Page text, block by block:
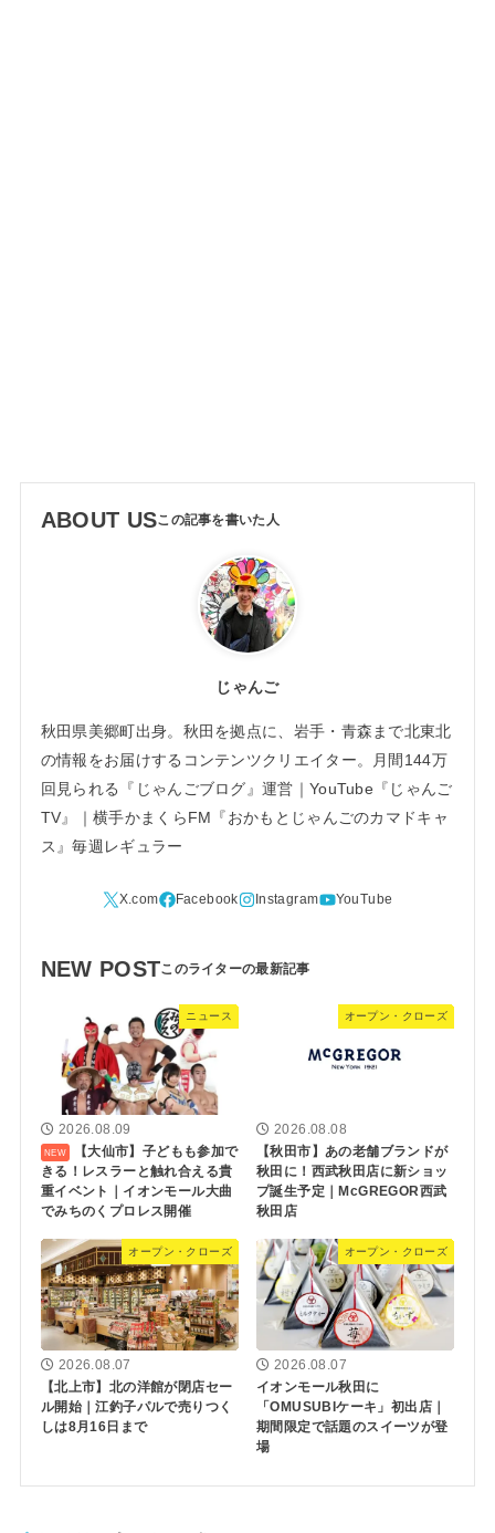
ABOUT US
じゃんご
秋田県美郷町出身。秋田を拠点に、岩手・青森まで北東北
の情報をお届けするコンテンツクリエイター。月間144万
回見られる『じゃんごブログ』運営｜YouTube『じゃんご
TV』｜横手かまくらFM『おかもとじゃんごのカマドキャ
ス』毎週レギュラー
NEW POST
ニュース
2026.08.09
【大仙市】子どもも参加で
きる！レスラーと触れ合える貴
重イベント｜イオンモール大曲
でみちのくプロレス開催
オープン・クローズ
2026.08.08
【秋田市】あの老舗ブランドが
秋田に！西武秋田店に新ショッ
プ誕生予定｜McGREGOR西武
秋田店
オープン・クローズ
2026.08.07
【北上市】北の洋館が閉店セー
ル開始｜江釣子パルで売りつく
しは8月16日まで
オープン・クローズ
2026.08.07
イオンモール秋田に
「OMUSUBIケーキ」初出店｜
期間限定で話題のスイーツが登
場